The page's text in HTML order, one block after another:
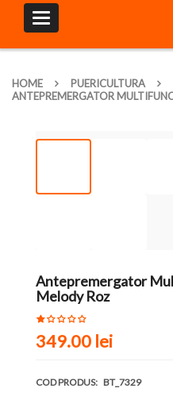
Toggle
navigation
HOME PUERICULTURA
ANTEPREMERGATOR
Antepremergator
Melody Roz
349.00 lei
COD PRODUS: BT_7329